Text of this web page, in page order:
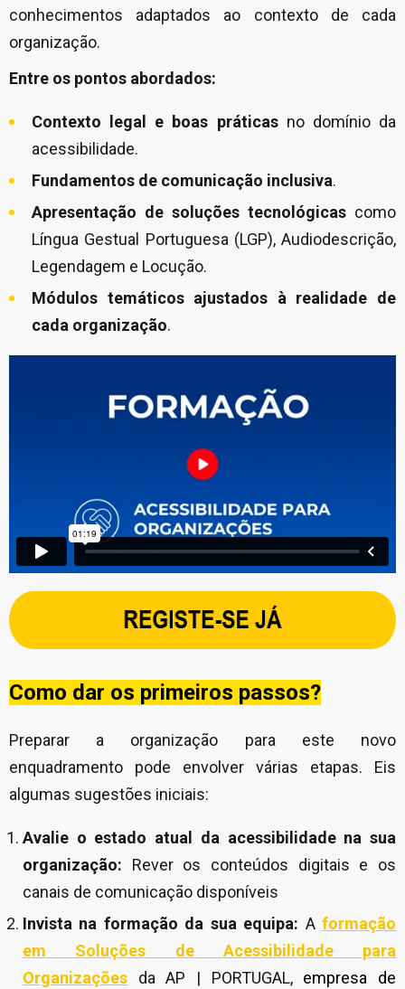
conhecimentos adaptados ao contexto de cada
organização.
Entre os pontos abordados:
Contexto legal e boas práticasno domínio da
acessibilidade.
Fundamentos de comunicação inclusiva.
Apresentação de soluções tecnológicas como
Língua Gestual Portuguesa (LGP), Audiodescrição,
Legendagem e Locução.
Módulos temáticos ajustados à realidade de
cada organização.
Como dar os primeiros passos?
Preparar a organização para este novo
enquadramento pode envolver várias etapas. Eis
algumas sugestões iniciais:
Avalie o estado atual da acessibilidade na sua
organização: Rever os conteúdos digitais e os
canais de comunicação disponíveis
Invista na formação da sua equipa: Aformação
em Soluções de Acessibilidade para
Organizações da AP | PORTUGAL, empresa de